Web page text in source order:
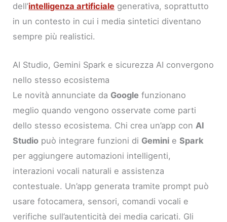
dell’intelligenza artificiale generativa, soprattutto
in un contesto in cui i media sintetici diventano
sempre più realistici.
AI Studio, Gemini Spark e sicurezza AI convergono
nello stesso ecosistema
Le novità annunciate da Google funzionano
meglio quando vengono osservate come parti
dello stesso ecosistema. Chi crea un’app con AI
Studio può integrare funzioni di Gemini eSpark
per aggiungere automazioni intelligenti,
interazioni vocali naturali e assistenza
contestuale. Un’app generata tramite prompt può
usare fotocamera, sensori, comandi vocali e
verifiche sull’autenticità dei media caricati. Gli